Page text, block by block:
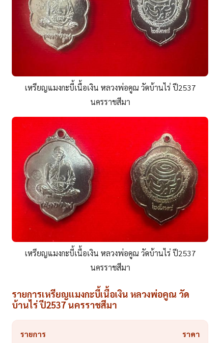
เหรียญแมงกะบี้เนื้อเงิน หลวงพ่อคูณ วัดบ้านไร่ ปี2537
นครราชสีมา
เหรียญแมงกะบี้เนื้อเงิน หลวงพ่อคูณ วัดบ้านไร่ ปี2537
นครราชสีมา
รายการเหรียญแมงกะบี้เนื้อเงิน หลวงพ่อคูณ วัด
บ้านไร่ ปี2537 นครราชสีมา
รายการ ราคา